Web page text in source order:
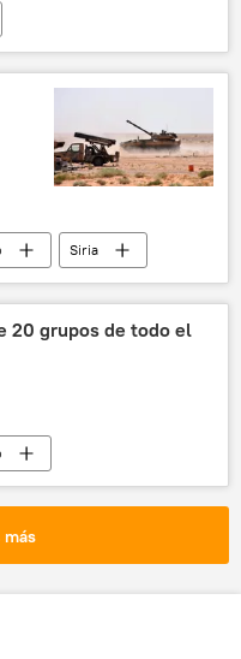
magos
Siria
20 grupos de todo el